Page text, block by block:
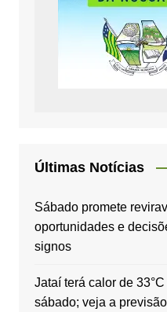
Últimas Notícias
Sábado promete
oportunidades e
signos
Jataí terá calor de
sábado; veja a previsão